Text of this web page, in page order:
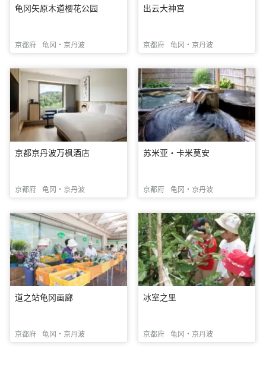
龟冈矢原木道樱花公园
京都府 龟冈・京丹波
出云大神宫
京都府 龟冈・京丹波
京都京丹波万枫酒店
京都府 龟冈・京丹波
苏米亚·卡米莫安
京都府 龟冈・京丹波
道之站龟冈画廊
京都府 龟冈・京丹波
冰室之里
京都府 龟冈・京丹波